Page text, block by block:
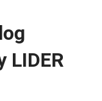
LIDER